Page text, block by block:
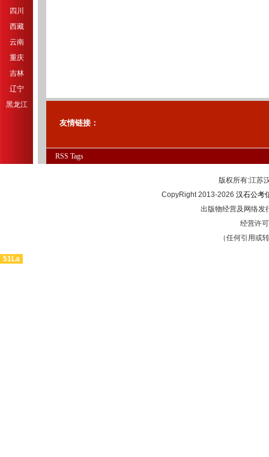
四川
西藏
云南
重庆
吉林
辽宁
黑龙江
友情链接：
RSS Tags
版权所有:江
CopyRight 2013-2026 汉石公考
出版物经营及网络发
经营许
（任何引用或
51La